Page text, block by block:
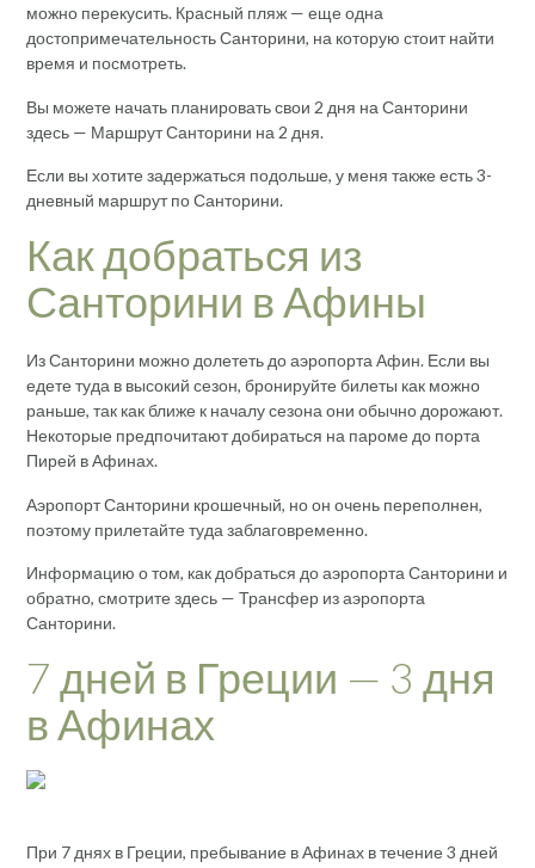
можно перекусить. Красный пляж — еще одна
достопримечательность Санторини, на которую стоит найти
время и посмотреть.
Вы можете начать планировать свои 2 дня на Санторини
здесь — Маршрут Санторини на 2 дня.
Если вы хотите задержаться подольше, у меня также есть 3-
дневный маршрут по Санторини.
Как добраться из
Санторини в Афины
Из Санторини можно долететь до аэропорта Афин. Если вы
едете туда в высокий сезон, бронируйте билеты как можно
раньше, так как ближе к началу сезона они обычно дорожают.
Некоторые предпочитают добираться на пароме до порта
Пирей в Афинах.
Аэропорт Санторини крошечный, но он очень переполнен,
поэтому прилетайте туда заблаговременно.
Информацию о том, как добраться до аэропорта Санторини и
обратно, смотрите здесь — Трансфер из аэропорта
Санторини.
7 дней в Греции — 3 дня
в Афинах
При 7 днях в Греции, пребывание в Афинах в течение 3 дней